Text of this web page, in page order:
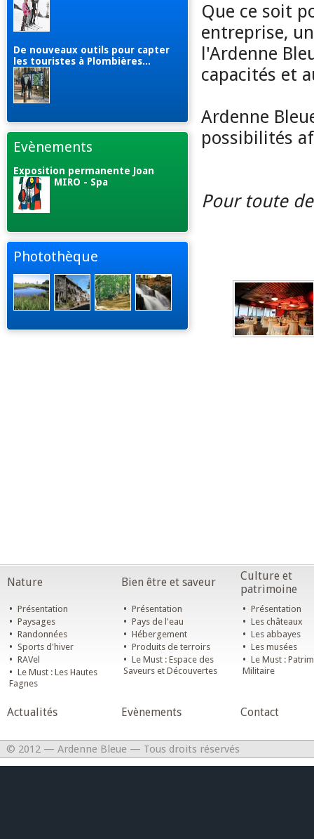
De nouveaux outils pour capter
les touristes à Plombières...
Evènements
Exposition permanente Joan
MIRO - Spa
Photothèque
Que ce soit
entreprise,
l'Ardenne
capacités et
Ardenne
possibilités
Pour toute
Nature Bien être et saveur
Culture et
patrimoine
• Présentation
• Paysages
• Randonnées
• Sports d'hiver
• RAVel
• Le Must : Les Hautes
Fagnes
• Présentation
• Pays de l'eau
• Hébergement
• Produits de terroirs
• Le Must : Espace des
Saveurs et Découvertes
• Présentation
• Les châteaux
• Les abbayes
• Les musées
• Le Must :
Militaire
Actualités Evènements Contact
© 2012 — Ardenne Bleue — Tous droits réservés